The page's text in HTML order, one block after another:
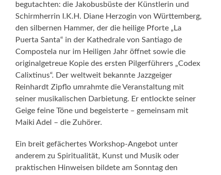
begutachten: die Jakobusbüste der Künstlerin und
Schirmherrin I.K.H. Diane Herzogin von Württemberg,
den silbernen Hammer, der die heilige Pforte „La
Puerta Santa“ in der Kathedrale von Santiago de
Compostela nur im Heiligen Jahr öffnet sowie die
originalgetreue Kopie des ersten Pilgerführers „Codex
Calixtinus“. Der weltweit bekannte Jazzgeiger
Reinhardt Zipflo umrahmte die Veranstaltung mit
seiner musikalischen Darbietung. Er entlockte seiner
Geige feine Töne und begeisterte – gemeinsam mit
Maiki Adel – die Zuhörer.
Ein breit gefächertes Workshop-Angebot unter
anderem zu Spiritualität, Kunst und Musik oder
praktischen Hinweisen bildete am Sonntag den